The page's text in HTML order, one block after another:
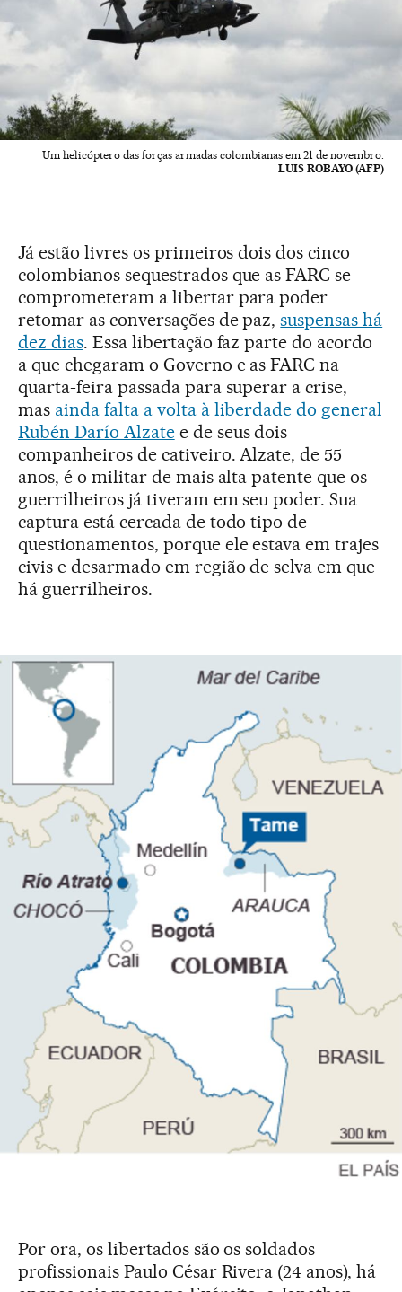
Um helicóptero das forças armadas colombianas em 21 de novembro.
LUIS ROBAYO (AFP)
Já estão livres os primeiros dois dos cinco
colombianos sequestrados que as FARC se
comprometeram a libertar para poder
retomar as conversações de paz,suspensas há
dez dias. Essa libertação faz parte do acordo
a que chegaram o Governo e as FARC na
quarta-feira passada para superar a crise,
mas ainda falta a volta à liberdade do general
Rubén Darío Alzatee de seus dois
companheiros de cativeiro. Alzate, de 55
anos, é o militar de mais alta patente que os
guerrilheiros já tiveram em seu poder. Sua
captura está cercada de todo tipo de
questionamentos, porque ele estava em trajes
civis e desarmado em região de selva em que
há guerrilheiros.
Por ora, os libertados são os soldados
profissionais Paulo César Rivera (24 anos), há